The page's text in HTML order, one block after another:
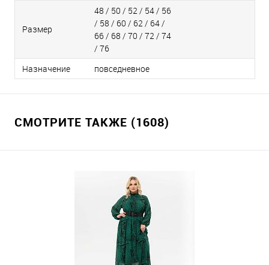
Размер
48 / 50 / 52 / 54 / 56
/ 58 / 60 / 62 / 64 /
66 / 68 / 70 / 72 / 74
/ 76
Назначение
повседневное
СМОТРИТЕ ТАКЖЕ (1608)